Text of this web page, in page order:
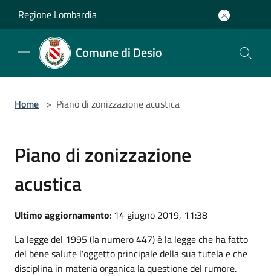
Regione Lombardia
Comune di Desio
Home > Piano di zonizzazione acustica
Piano di zonizzazione
acustica
Ultimo aggiornamento: 14 giugno 2019, 11:38
La legge del 1995 (la numero 447) è la legge che ha fatto
del bene salute l'oggetto principale della sua tutela e che
disciplina in materia organica la questione del rumore.